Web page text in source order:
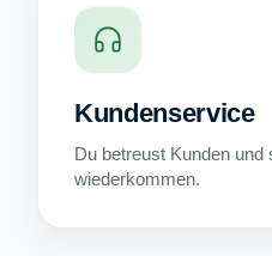
Kundenservice
Du betreust Kunden
wiederkommen.